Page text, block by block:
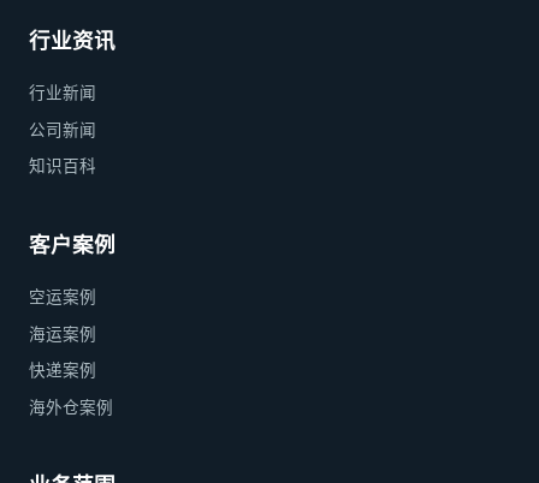
行业资讯
行业新闻
公司新闻
知识百科
客户案例
空运案例
海运案例
快递案例
海外仓案例